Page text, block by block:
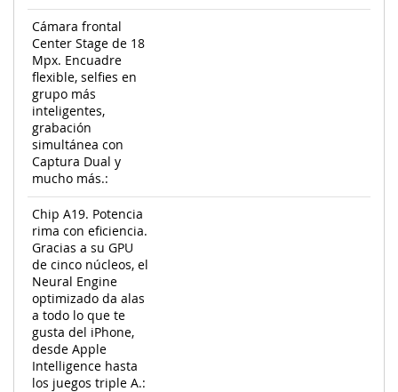
Cámara frontal
Center Stage de 18
Mpx. Encuadre
flexible, selfies en
grupo más
inteligentes,
grabación
simultánea con
Captura Dual y
mucho más.:
Chip A19. Potencia
rima con eficiencia.
Gracias a su GPU
de cinco núcleos, el
Neural Engine
optimizado da alas
a todo lo que te
gusta del iPhone,
desde Apple
Intelligence hasta
los juegos triple A.: